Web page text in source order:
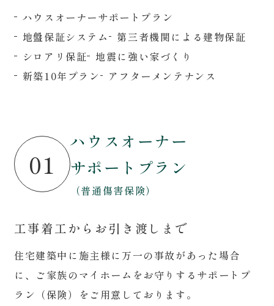
ハウスオーナーサポートプラン
地盤保証システム
第三者機関による建物保証
シロアリ保証
地震に強い家づくり
新築10年プラン
アフターメンテナンス
01
ハウスオーナー
サポートプラン
（普通傷害保険）
工事着工からお引き渡しまで
住宅建築中に施主様に万一の事故があった場合
に、ご家族のマイホームをお守りするサポートプ
ラン（保険）をご用意しております。